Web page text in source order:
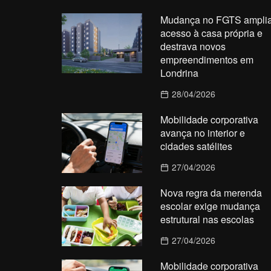
Mudança no FGTS
acesso à casa própria e
destrava novos
empreendimentos em
Londrina
28/04/2026
Mobilidade corporativa
avança no interior e
cidades satélites
27/04/2026
Nova regra da merenda
escolar exige mudança
estrutural nas escolas
27/04/2026
Mobilidade corporativa